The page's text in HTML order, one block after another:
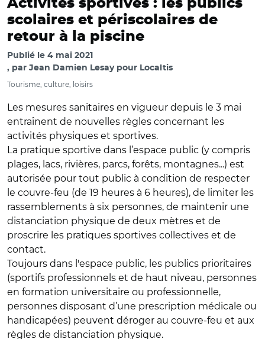
Activités sportives : les publics
scolaires et périscolaires de
retour à la piscine
Publié le 4 mai 2021
par Jean Damien Lesay pour Localtis
Tourisme, culture, loisirs
Les mesures sanitaires en vigueur depuis le 3 mai
entraînent de nouvelles règles concernant les
activités physiques et sportives.
La pratique sportive dans l’espace public (y compris
plages, lacs, rivières, parcs, forêts, montagnes...) est
autorisée pour tout public à condition de respecter
le couvre-feu (de 19 heures à 6 heures), de limiter les
rassemblements à six personnes, de maintenir une
distanciation physique de deux mètres et de
proscrire les pratiques sportives collectives et de
contact.
Toujours dans l'espace public, les publics prioritaires
(sportifs professionnels et de haut niveau, personnes
en formation universitaire ou professionnelle,
personnes disposant d’une prescription médicale ou
handicapées) peuvent déroger au couvre-feu et aux
règles de distanciation physique.